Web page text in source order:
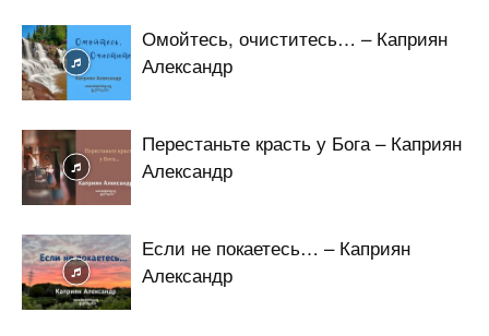
Омойтесь, очиститесь… – Каприян
Александр
Перестаньте красть у Бога – Каприян
Александр
Если не покаетесь… – Каприян
Александр